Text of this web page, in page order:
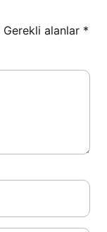
Gerekli alanlar *